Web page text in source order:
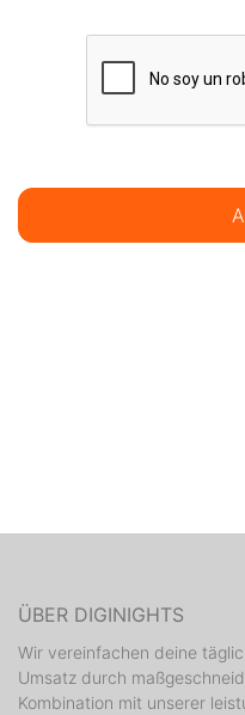
ÜBER DIGINIGHTS
Wir vereinfachen deine
Umsatz durch
Kombination mit unserer